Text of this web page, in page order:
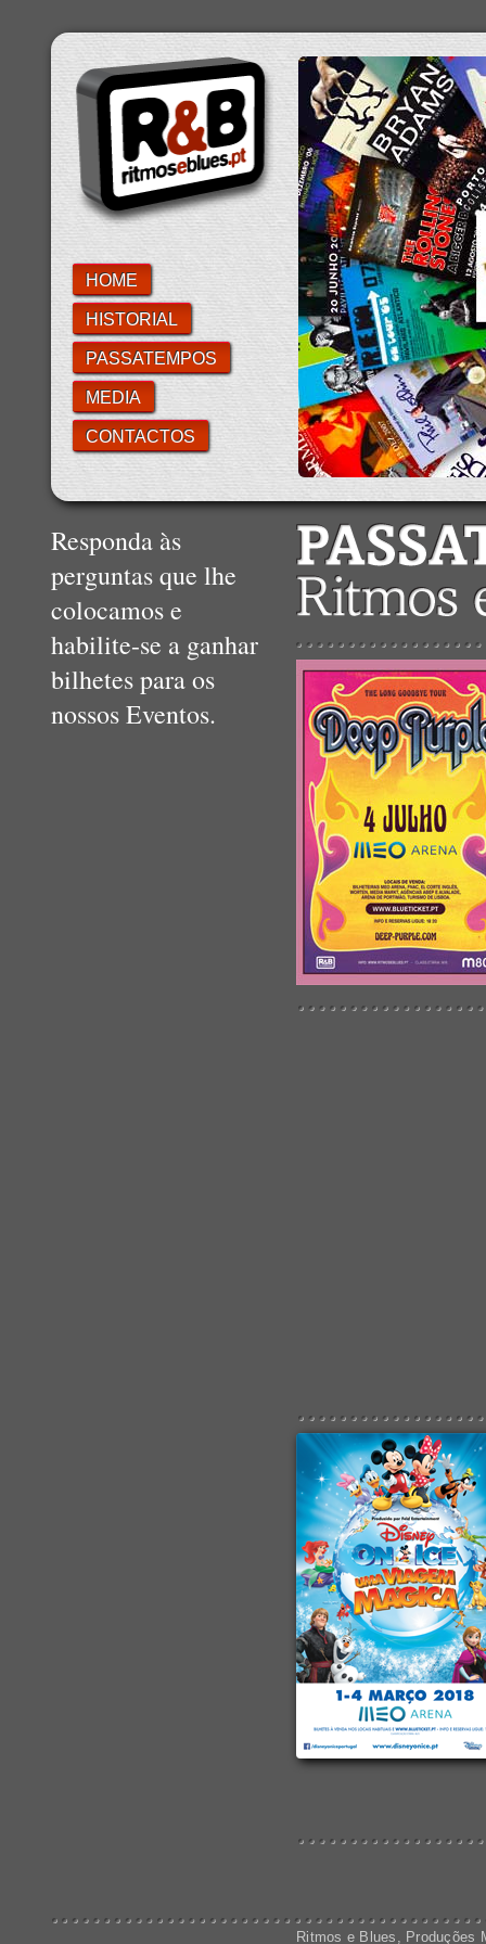
HOME
HISTORIAL
PASSATEMPOS
MEDIA
CONTACTOS
Responda às
perguntas que lhe
colocamos e
habilite-se a ganhar
bilhetes para os
nossos Eventos.
Ritmos e Blues, Produções